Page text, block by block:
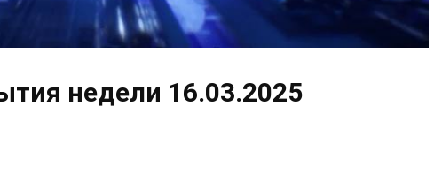
недели 16.03.2025